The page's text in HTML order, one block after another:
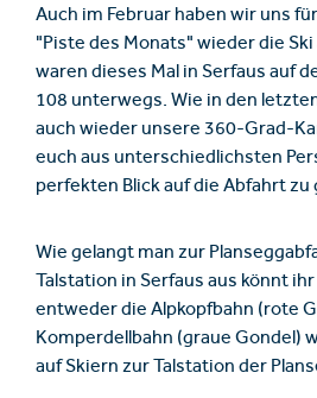
Auch im Februar haben wir uns
"Piste des Monats" wieder die
waren dieses Mal in Serfaus auf
108 unterwegs. Wie in den
auch wieder unsere 360-Grad-
euch aus unterschiedlichsten
perfekten Blick auf die Abfahrt zu
Wie gelangt man zur
Talstation in Serfaus aus könnt
entweder die Alpkopfbahn (rote
Komperdellbahn (graue Gondel)
auf Skiern zur Talstation der